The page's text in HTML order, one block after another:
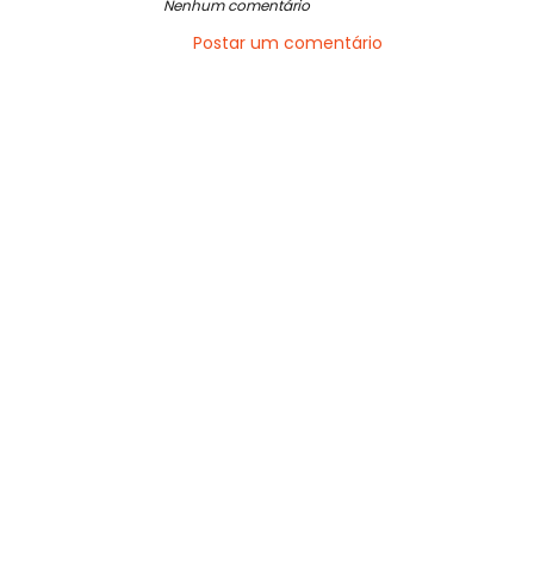
Nenhum comentário
Postar um comentário